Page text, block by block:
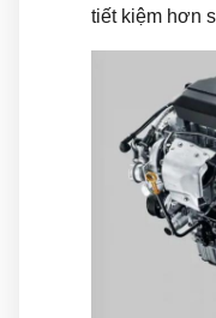
tiết kiệm hơn